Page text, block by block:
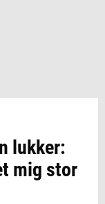
lukker:
mig stor